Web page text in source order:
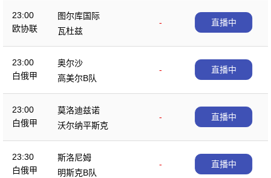
23:00
欧协联
图尔库国际
-
瓦杜兹
直播中
23:00
白俄甲
奥尔沙
-
高美尔B队
直播中
23:00
白俄甲
莫洛迪兹诺
-
沃尔纳平斯克
直播中
23:30
白俄甲
斯洛尼姆
-
明斯克B队
直播中